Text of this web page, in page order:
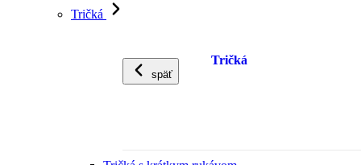
Tričká
späť
Tričká